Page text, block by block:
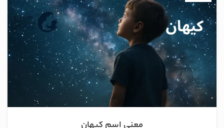
معنی اسم کیهان